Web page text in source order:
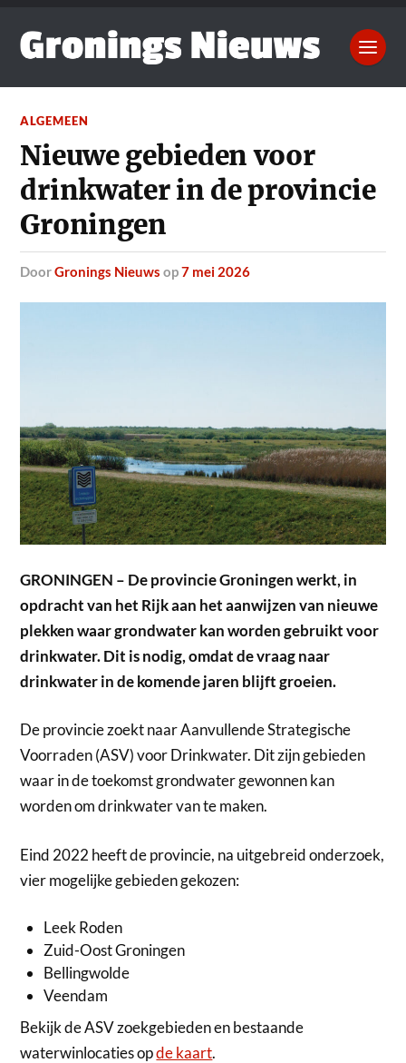
ALGEMEEN
Nieuwe gebieden voor
drinkwater in de provincie
Groningen
doorGronings Nieuws op7 mei 2026
GRONINGEN – De provincie Groningen werkt, in
opdracht van het Rijk aan het aanwijzen van nieuwe
plekken waar grondwater kan worden gebruikt voor
drinkwater. Dit is nodig, omdat de vraag naar
drinkwater in de komende jaren blijft groeien.
De provincie zoekt naar Aanvullende Strategische
Voorraden (ASV) voor Drinkwater. Dit zijn gebieden
waar in de toekomst grondwater gewonnen kan
worden om drinkwater van te maken.
Eind 2022 heeft de provincie, na uitgebreid onderzoek,
vier mogelijke gebieden gekozen:
Leek Roden
Zuid-Oost Groningen
Bellingwolde
Veendam
Bekijk de ASV zoekgebieden en bestaande
waterwinlocaties opde kaart.